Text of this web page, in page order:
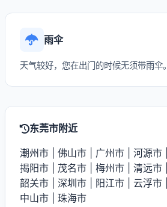
雨伞
天气较好，您在出门的时候无须带雨伞。
东莞市附近
潮州市 佛山市 广州市 河源市
揭阳市
茂名市 梅州市 清远市
韶关市
深圳市 阳江市 云浮市
中山市
珠海市